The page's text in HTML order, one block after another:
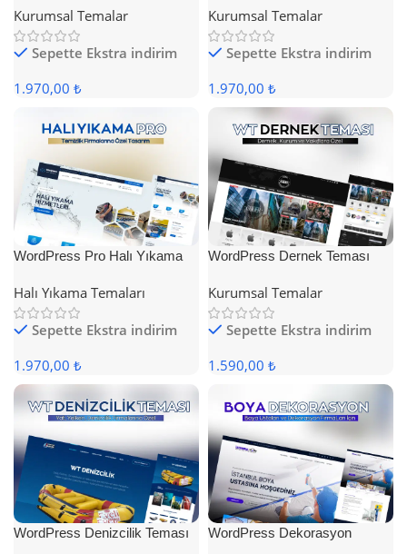
Kurumsal Temalar
Sepette Ekstra indirim
1.970,00 ₺
Kurumsal Temalar
Sepette Ekstra indirim
1.970,00 ₺
WordPress Pro Halı Yıkama
Halı Yıkama Temaları
Sepette Ekstra indirim
1.970,00 ₺
WordPress Dernek Teması
Kurumsal Temalar
Sepette Ekstra indirim
1.590,00 ₺
WordPress Denizcilik Teması
WordPress Dekorasyon